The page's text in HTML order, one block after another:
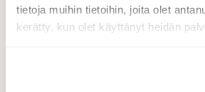
tietoja muihin tietoihin, joita olet
kerätty, kun olet käyttänyt heidän